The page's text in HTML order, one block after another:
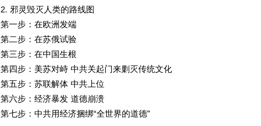
2. 邪灵毁灭人类的路线图
第一步：在欧洲发端
第二步：在苏俄试验
第三步：在中国生根
第四步：美苏对峙 中共关起门来剿灭传统文化
第五步：苏联解体 中共上位
第六步：经济暴发 道德崩溃
第七步：中共用经济捆绑“全世界的道德”